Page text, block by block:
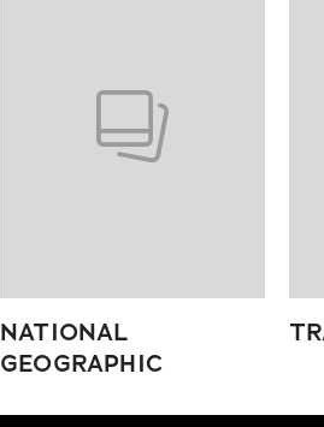
NATIONAL
GEOGRAPHIC